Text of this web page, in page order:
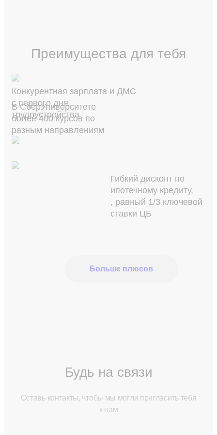
Преимущества для тебя
Конкурентная зарплата и ДМС
с первого дня
трудоустройства
В СберУниверситете
более 400 курсов по
разным направлениям
Гибкий дисконт по
ипотечному кредиту,
, равный 1/3 ключевой
ставки ЦБ
Больше плюсов
Будь на связи
Оставь контакты, чтобы мы могли пригласить тебя
к нам